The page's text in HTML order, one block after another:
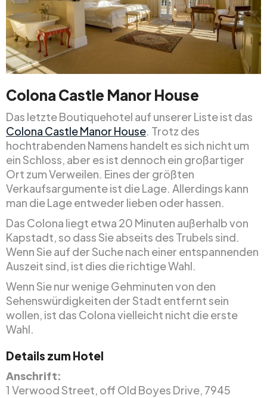
Colona Castle Manor House
Das letzte Boutiquehotel auf unserer Liste ist das
Colona Castle Manor House. Trotz des
hochtrabenden Namens handelt es sich nicht um
ein Schloss, aber es ist dennoch ein großartiger
Ort zum Verweilen. Eines der größten
Verkaufsargumente ist die Lage. Allerdings kann
man die Lage entweder lieben oder hassen.
Das Colona liegt etwa 20 Minuten außerhalb von
Kapstadt, so dass Sie abseits des Trubels sind.
Wenn Sie auf der Suche nach einer entspannenden
Auszeit sind, ist dies die richtige Wahl.
Wenn Sie nur wenige Gehminuten von den
Sehenswürdigkeiten der Stadt entfernt sein
wollen, ist das Colona vielleicht nicht die erste
Wahl.
Details zum Hotel
Anschrift:
1 Verwood Street, off Old Boyes Drive, 7945